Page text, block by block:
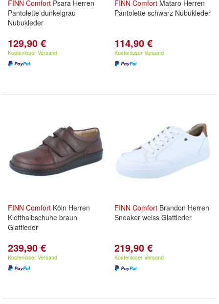
FINN Comfort Psara Herren
Pantolette dunkelgrau
Nubukleder
129,90 €
Kostenloser Versand
FINN Comfort Mataro Herren
Pantolette schwarz Nubukleder
114,90 €
Kostenloser Versand
FINN Comfort Köln Herren
Kletthalbschuhe braun
Glattleder
239,90 €
Kostenloser Versand
FINN Comfort Brandon Herren
Sneaker weiss Glattleder
219,90 €
Kostenloser Versand